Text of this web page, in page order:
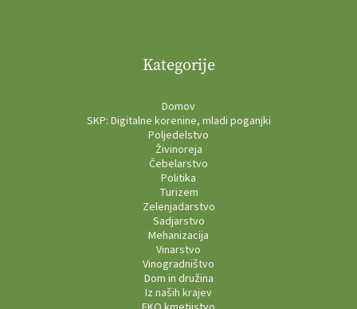
Kategorije
Domov
SKP: Digitalne korenine, mladi poganjki
Poljedelstvo
Živinoreja
Čebelarstvo
Politika
Turizem
Zelenjadarstvo
Sadjarstvo
Mehanizacija
Vinarstvo
Vinogradništvo
Dom in družina
Iz naših krajev